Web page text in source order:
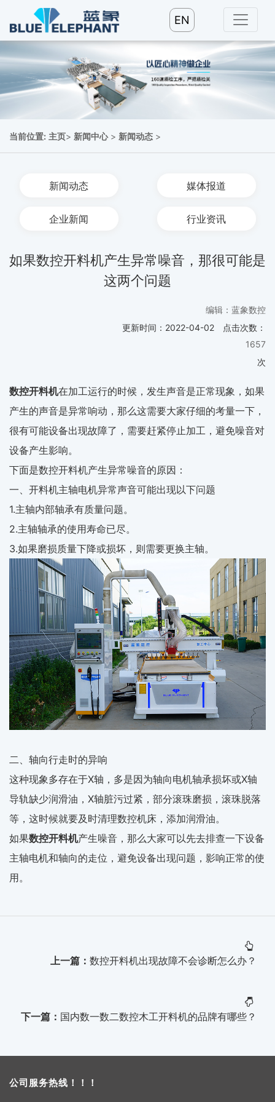
EN
当前位置: 主页> 新闻中心> 新闻动态 >
新闻动态 媒体报道
企业新闻 行业资讯
如果数控开料机产生异常噪音，那很可能是
这两个问题
编辑：蓝象数控
更新时间： 2022-04-02
点击次数：
1657
次
数控开料机在加工运行的时候，发生声音是正常现象，如果
产生的声音是异常响动，那么这需要大家仔细的考量一下，
很有可能设备出现故障了，需要赶紧停止加工，避免噪音对
设备产生影响。
下面是数控开料机产生异常噪音的原因：
一、开料机主轴电机异常声音可能出现以下问题
1.主轴内部轴承有质量问题。
2.主轴轴承的使用寿命已尽。
3.如果磨损质量下降或损坏，则需要更换主轴。
二、轴向行走时的异响
这种现象多存在于X轴，多是因为轴向电机轴承损坏或X轴
导轨缺少润滑油，X轴脏污过紧，部分滚珠磨损，滚珠脱落
等，这时候就要及时清理数控机床，添加润滑油。
如果数控开料机产生噪音，那么大家可以先去排查一下设备
主轴电机和轴向的走位，避免设备出现问题，影响正常的使
用。
上一篇： 数控开料机出现故障不会诊断怎么办？
下一篇： 国内数一数二数控木工开料机的品牌有哪些？
公司服务热线！！！